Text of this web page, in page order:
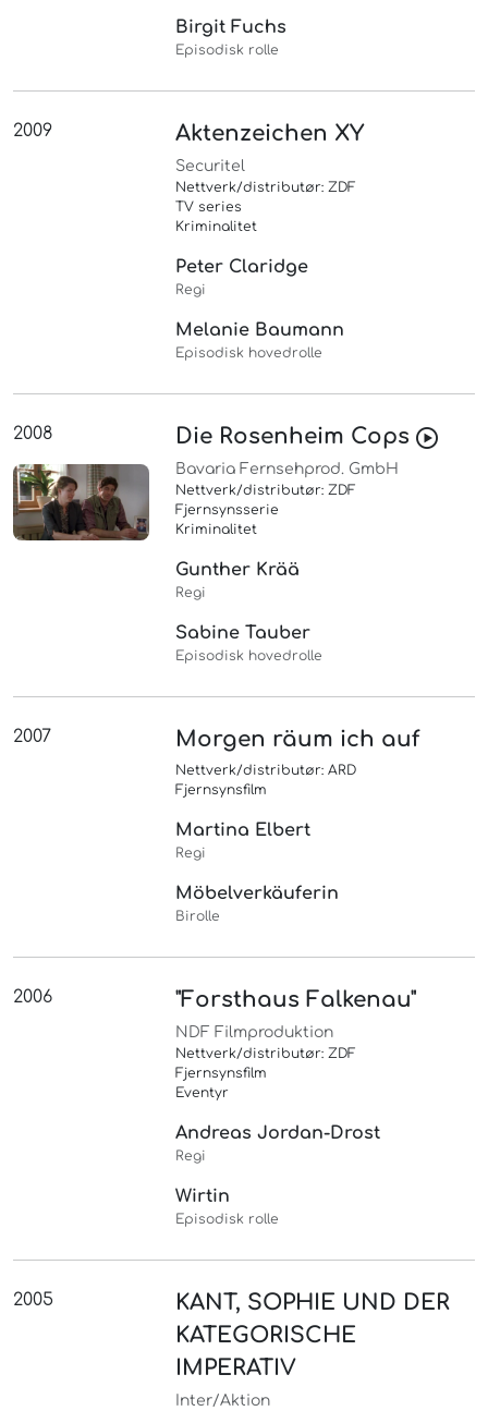
Birgit Fuchs
Episodisk rolle
2009 Aktenzeichen XY
Securitel
Nettverk/distributør: ZDF
TV series
Kriminalitet
Peter Claridge
Regi
Melanie Baumann
Episodisk hovedrolle
2008 Die Rosenheim Cops
Bavaria Fernsehprod. GmbH
Nettverk/distributør: ZDF
Fjernsynsserie
Kriminalitet
Gunther Krää
Regi
Sabine Tauber
Episodisk hovedrolle
2007 Morgen räum ich auf
Nettverk/distributør: ARD
Fjernsynsfilm
Martina Elbert
Regi
Möbelverkäuferin
Birolle
2006 "Forsthaus Falkenau"
NDF Filmproduktion
Nettverk/distributør: ZDF
Fjernsynsfilm
Eventyr
Andreas Jordan-Drost
Regi
Wirtin
Episodisk rolle
2005
KANT, SOPHIE UND DER
KATEGORISCHE
IMPERATIV
Inter/Aktion